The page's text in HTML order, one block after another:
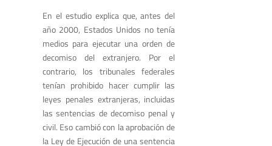
En el estudio explica que, antes del
año 2000, Estados Unidos no tenía
medios para ejecutar una orden de
decomiso del extranjero. Por el
contrario, los tribunales federales
tenían prohibido hacer cumplir las
leyes penales extranjeras, incluidas
las sentencias de decomiso penal y
civil. Eso cambió con la aprobación de
la Ley de Ejecución de una sentencia